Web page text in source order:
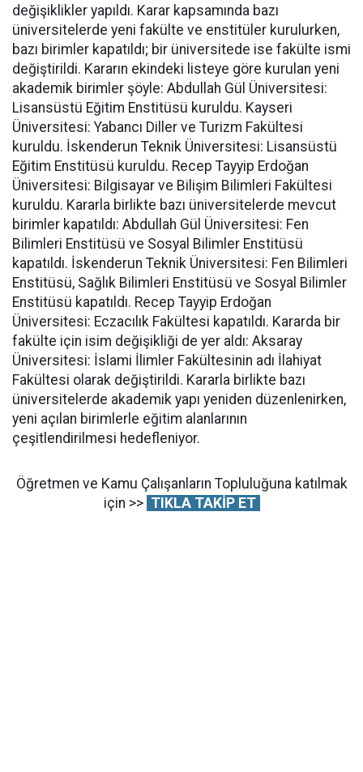
değişiklikler yapıldı. Karar kapsamında bazı
üniversitelerde yeni fakülte ve enstitüler kurulurken,
bazı birimler kapatıldı; bir üniversitede ise fakülte ismi
değiştirildi. Kararın ekindeki listeye göre kurulan yeni
akademik birimler şöyle: Abdullah Gül Üniversitesi:
Lisansüstü Eğitim Enstitüsü kuruldu. Kayseri
Üniversitesi: Yabancı Diller ve Turizm Fakültesi
kuruldu. İskenderun Teknik Üniversitesi: Lisansüstü
Eğitim Enstitüsü kuruldu. Recep Tayyip Erdoğan
Üniversitesi: Bilgisayar ve Bilişim Bilimleri Fakültesi
kuruldu. Kararla birlikte bazı üniversitelerde mevcut
birimler kapatıldı: Abdullah Gül Üniversitesi: Fen
Bilimleri Enstitüsü ve Sosyal Bilimler Enstitüsü
kapatıldı. İskenderun Teknik Üniversitesi: Fen Bilimleri
Enstitüsü, Sağlık Bilimleri Enstitüsü ve Sosyal Bilimler
Enstitüsü kapatıldı. Recep Tayyip Erdoğan
Üniversitesi: Eczacılık Fakültesi kapatıldı. Kararda bir
fakülte için isim değişikliği de yer aldı: Aksaray
Üniversitesi: İslami İlimler Fakültesinin adı İlahiyat
Fakültesi olarak değiştirildi. Kararla birlikte bazı
üniversitelerde akademik yapı yeniden düzenlenirken,
yeni açılan birimlerle eğitim alanlarının
çeşitlendirilmesi hedefleniyor.
Öğretmen ve Kamu Çalışanların Topluluğuna katılmak
için >> TIKLA TAKİP ET